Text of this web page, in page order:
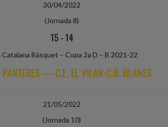
30/04/2022
(Jornada 8)
15-14
Catalana Bàsquet – Copa 2a D – B 2021-22
PANTERES — C.E. EL VILAR-C.B. BLANES
21/05/2022
(Jornada 10)